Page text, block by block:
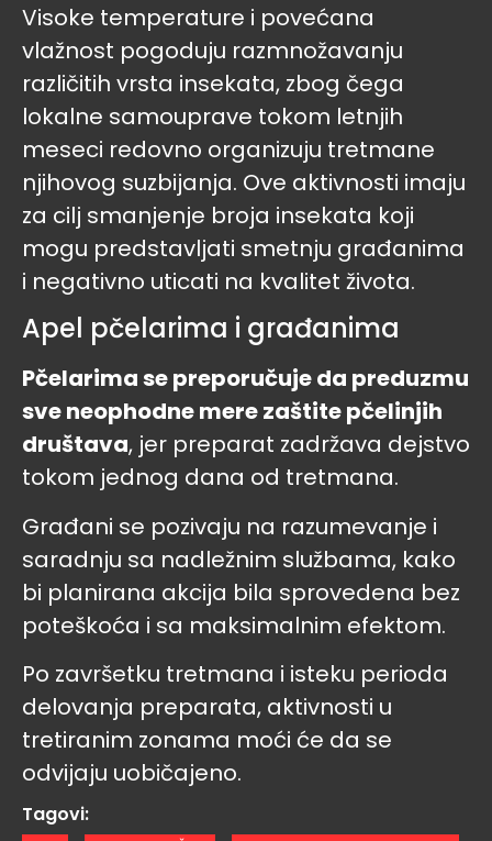
Visoke temperature i povećana
vlažnost pogoduju razmnožavanju
različitih vrsta insekata, zbog čega
lokalne samouprave tokom letnjih
meseci redovno organizuju tretmane
njihovog suzbijanja. Ove aktivnosti imaju
za cilj smanjenje broja insekata koji
mogu predstavljati smetnju građanima
i negativno uticati na kvalitet života.
Apel pčelarima i građanima
Pčelarima se preporučuje da preduzmu
sve neophodne mere zaštite pčelinjih
društava, jer preparat zadržava dejstvo
tokom jednog dana od tretmana.
Građani se pozivaju na razumevanje i
saradnju sa nadležnim službama, kako
bi planirana akcija bila sprovedena bez
poteškoća i sa maksimalnim efektom.
Po završetku tretmana i isteku perioda
delovanja preparata, aktivnosti u
tretiranim zonama moći će da se
odvijaju uobičajeno.
Tagovi: